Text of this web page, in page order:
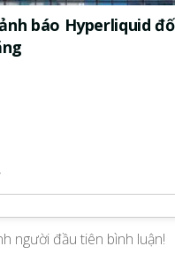
báo Hyperliquid